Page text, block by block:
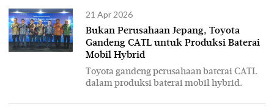
21 Apr 2026
Bukan Perusahaan Jepang, Toyota
Gandeng CATL untuk Produksi Baterai
Mobil Hybrid
Toyota gandeng perusahaan baterai CATL
dalam produksi baterai mobil hybrid.